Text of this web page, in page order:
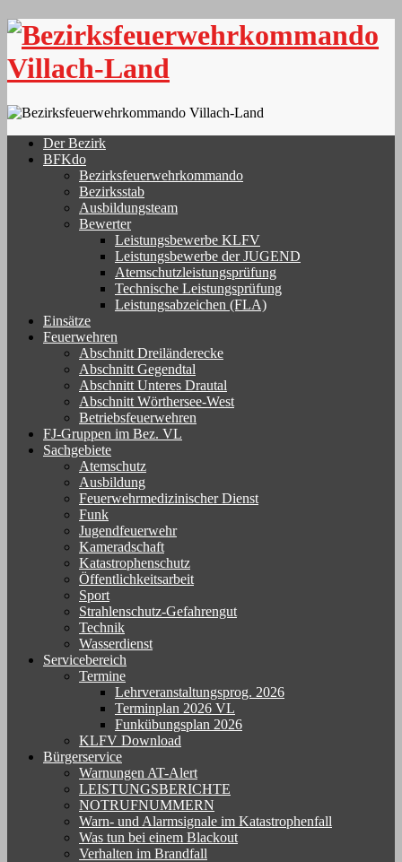
Skip
content
Der Bezirk
BFKdo
Bezirksfeuerwehrkommando
Bezirksstab
Ausbildungsteam
Bewerter
Leistungsbewerbe KLFV
Leistungsbewerbe der JUGEND
Atemschutzleistungsprüfung
Technische Leistungsprüfung
Leistungsabzeichen (FLA)
Einsätze
Feuerwehren
Abschnitt Dreiländerecke
Abschnitt Gegendtal
Abschnitt Unteres Drautal
Abschnitt Wörthersee-West
Betriebsfeuerwehren
FJ-Gruppen im Bez. VL
Sachgebiete
Atemschutz
Ausbildung
Feuerwehrmedizinischer Dienst
Funk
Jugendfeuerwehr
Kameradschaft
Katastrophenschutz
Öffentlichkeitsarbeit
Sport
Strahlenschutz-Gefahrengut
Technik
Wasserdienst
Servicebereich
Termine
Lehrveranstaltungsprog. 2026
Terminplan 2026 VL
Funkübungsplan 2026
KLFV Download
Bürgerservice
Warnungen AT-Alert
LEISTUNGSBERICHTE
NOTRUFNUMMERN
Warn- und Alarmsignale im Katastrophenfall
Was tun bei einem Blackout
Verhalten im Brandfall